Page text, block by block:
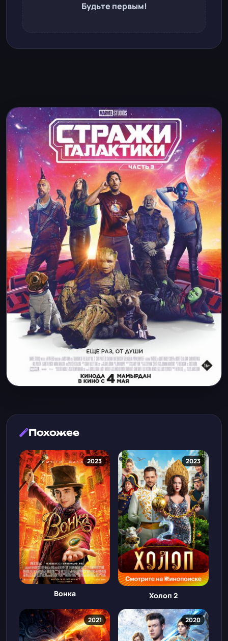
Будьте первым!
Похожее
2023
Вонка
2023
Холоп 2
2021 2020